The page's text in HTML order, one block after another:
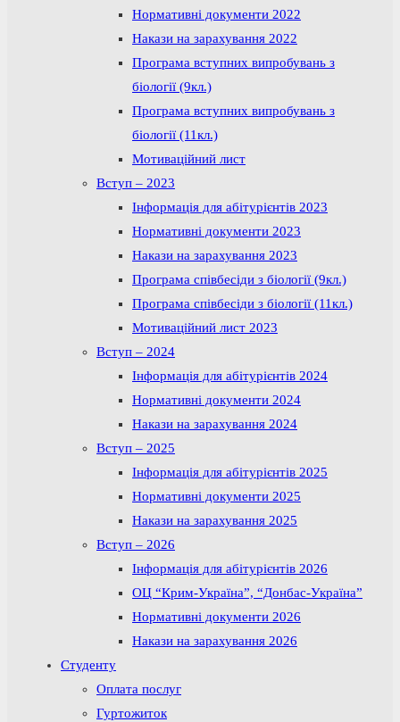
Нормативні документи 2022
Накази на зарахування 2022
Програма вступних випробувань з
біології (9кл.)
Програма вступних випробувань з
біології (11кл.)
Мотиваційний лист
Вступ – 2023
Інформація для абітурієнтів 2023
Нормативні документи 2023
Накази на зарахування 2023
Програма співбесіди з біології (9кл.)
Програма співбесіди з біології (11кл.)
Мотиваційний лист 2023
Вступ – 2024
Інформація для абітурієнтів 2024
Нормативні документи 2024
Накази на зарахування 2024
Вступ – 2025
Інформація для абітурієнтів 2025
Нормативні документи 2025
Накази на зарахування 2025
Вступ – 2026
Інформація для абітурієнтів 2026
ОЦ “Крим-Україна”, “Донбас-Україна”
Нормативні документи 2026
Накази на зарахування 2026
Студенту
Оплата послуг
Гуртожиток